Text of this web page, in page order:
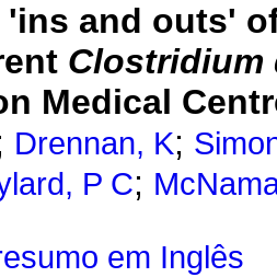
'ins and outs'
Medical
Drennan, K;
P C;
em Inglês